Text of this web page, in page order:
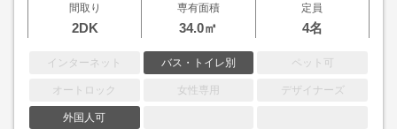
間取り
2DK
専有面積
34.0㎡
定員
4名
インターネット バス・トイレ別 ペット可
オートロック 女性専用 デザイナーズ
外国人可